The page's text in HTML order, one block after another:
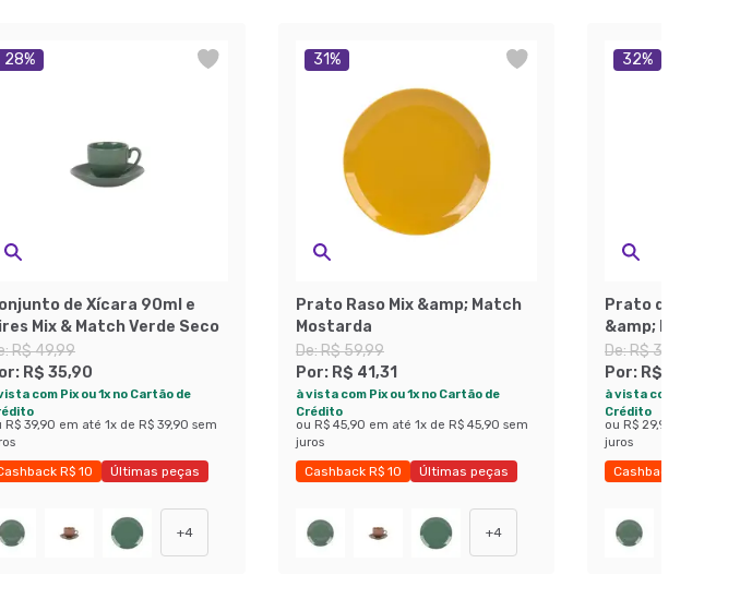
28%
de Xícara 90ml e
Mix & Match Verde Seco
R$ 49,99
R$ 35,90
com Pix ou 1x no Cartão de
R$ 39,90 em até 1x de R$ 39,90 sem
R$ 10
Últimas peças
+4
31%
Prato Raso Mix &amp; Match
Mostarda
De:R$ 59,99
Por: R$ 41,31
à vista com Pix ou 1x no Cartão de
Crédito
ou R$ 45,90 em até 1x de R$ 45,90 sem
juros
Cashback R$ 10
Últimas peças
+4
32%
Prato de
&amp; Match
De:R$ 39,99
Por: R$ 26,91
à vista com Pix ou 1x
Crédito
ou R$ 29,90
juros
Cashback R$ 10